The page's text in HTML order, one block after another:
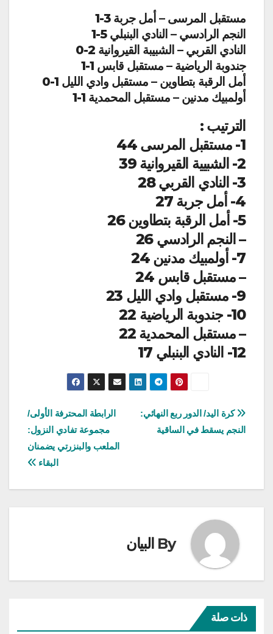
مستقبل المرسى – أمل جربة 3-1
النجم الرادسي – النادي البنبلي 5-1
النادي القربي – الشبيبة القيروانية 2-0
جندوبة الرياضية – مستقبل قابس 1-1
أمل الرقبة بتطاوين – مستقبل وادي الليل 1-0
أولمبيك مدنين – مستقبل المحمدية 1-1
الترتيب :
1- مستقبل المرسى 44
2- الشبيية القيروانية 39
3- النادي القربي 28
4- أمل جربة 27
5- أمل الرقبة بتطاوين 26
– النجم الرادسي 26
7- أولمبيك مدنين 24
– مستقبل قابس 24
9- مستقبل وادي الليل 23
10- جندوبة الرياضية 22
– مستقبل المحمدية 22
12- النادي البنبلي 17
تصفّح
المقالات
الرابطة المحترفة الأولى/
مجموعة تفادي النزول:
الملعب والبنزرتي يضمنان
البقاء
كرة اليد/ الدور ربع النهائي:
النجم يسقط في الساقية
By البيان
ذات صلة